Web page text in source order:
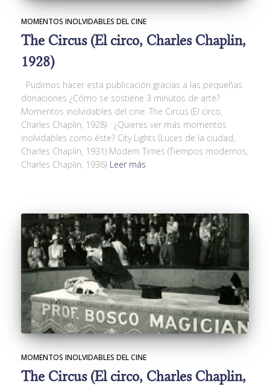
MOMENTOS INOLVIDABLES DEL CINE
The Circus (El circo, Charles Chaplin,
1928)
Pudimos hacer esta publicación gracias a las pequeñas
donaciones ¿Cómo se sostiene 3 minutos de arte?
Momentos inolvidables del cine: The Circus (El circo,
Charles Chaplin, 1928) ¿Quieres ver más momentos
inolvidables como éste? City Lights (Luces de la ciudad,
Charles Chaplin, 1931) Modern Times (Tiempos modernos,
Charles Chaplin, 1936) Leer más
MOMENTOS INOLVIDABLES DEL CINE
The Circus (El circo, Charles Chaplin,